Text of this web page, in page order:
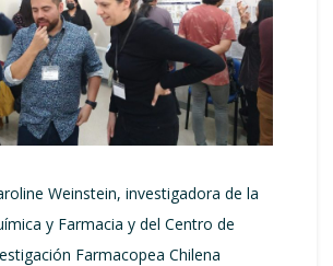
Weinstein, investigadora de la
y Farmacia y del Centro de
Farmacopea Chilena